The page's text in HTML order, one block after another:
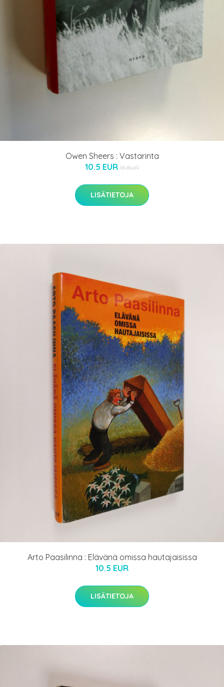
Owen Sheers : Vastarinta
10.5 EUR 15 EUR
LISÄTIETOJA
Arto Paasilinna : Elävänä omissa hautajaisissa
10.5 EUR
LISÄTIETOJA